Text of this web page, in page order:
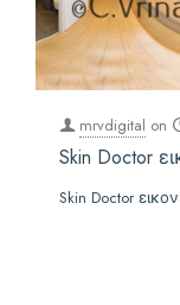
mrvdigital on
Skin Doctor
Skin Doctor